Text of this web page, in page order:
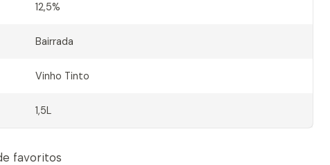
12,5%
Bairrada
Vinho Tinto
1,5L
favoritos